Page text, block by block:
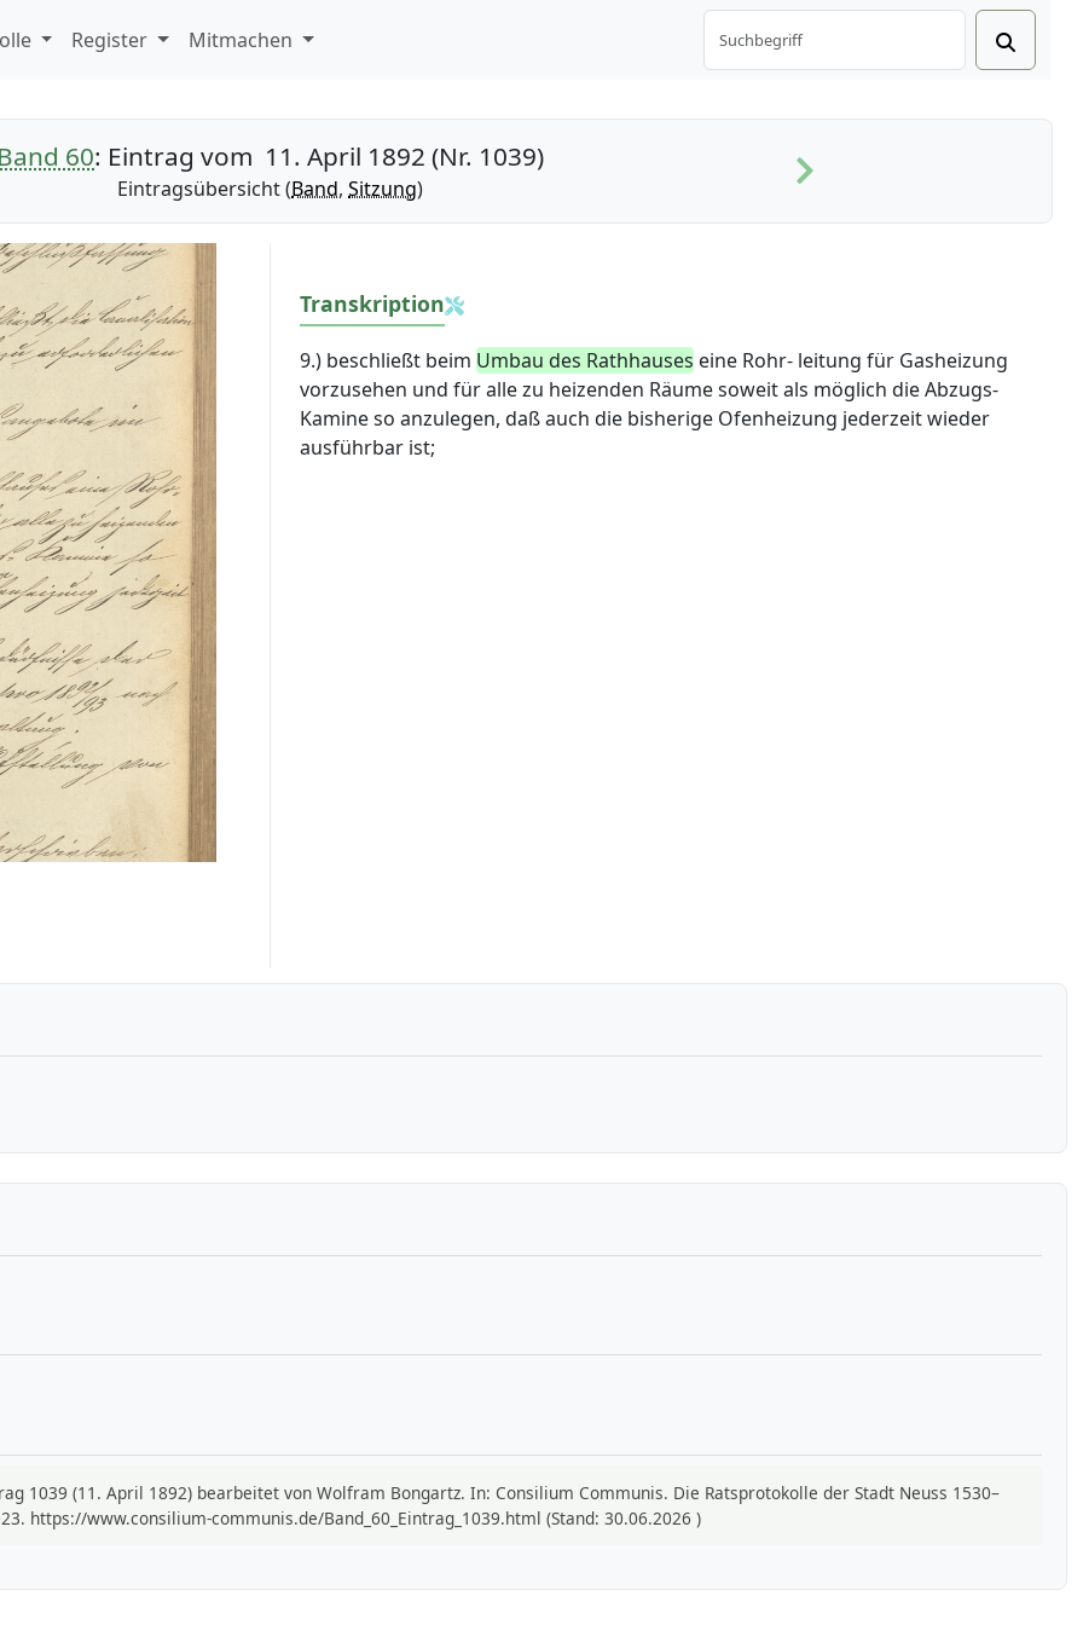
Register Mitmachen
60: Eintrag vom 11. April 1892 (Nr. 1039)
Eintragsübersicht (Band,Sitzung)
Transkription
9.) beschließt beim Umbau des Rathhauses eine Rohr- leitung für Gasheizung
vorzusehen und für alle zu heizenden Räume soweit als möglich die Abzugs-
Kamine so anzulegen, daß auch die bisherige Ofenheizung jederzeit wieder
ausführbar ist;
1039 (11. April 1892) bearbeitet von Wolfram Bongartz. In: Consilium Communis. Die Ratsprotokolle der Stadt Neuss 1530–
https://www.consilium-communis.de/Band_60_Eintrag_1039.html (Stand: 30.06.2026 )